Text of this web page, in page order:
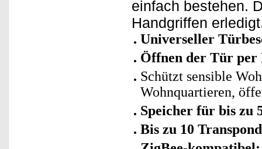
einfach bestehen.
Handgriffen
Universeller
Öffnen der Tür per
Schützt sensible
Wohnquartieren,
Speicher für bis zu
Bis zu 10